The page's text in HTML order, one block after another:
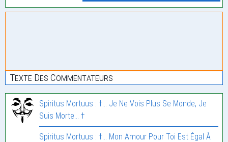
Texte Des Commentateurs
Spiritus Mortuus : †… Je Ne Vois Plus Se Monde, Je
Suis Morte… †
Spiritus Mortuus : †… Mon Amour Pour Toi Est Égal À